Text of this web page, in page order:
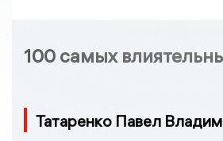
100 самых
Татаренко Павел